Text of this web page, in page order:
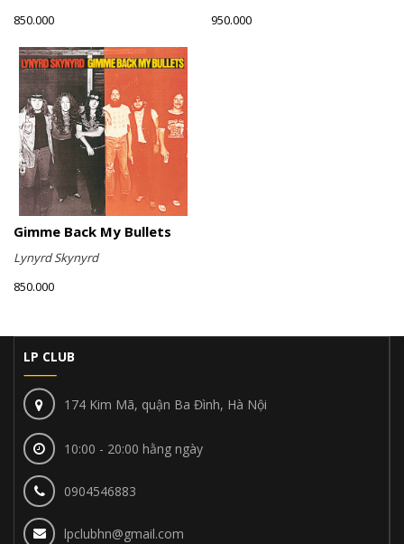
850.000
950.000
Gimme Back My Bullets
Lynyrd Skynyrd
850.000
LP CLUB
174 Kim Mã, quận Ba Đình, Hà Nội
10:00 - 20:00 hằng ngày
0904546883
lpclubhn@gmail.com